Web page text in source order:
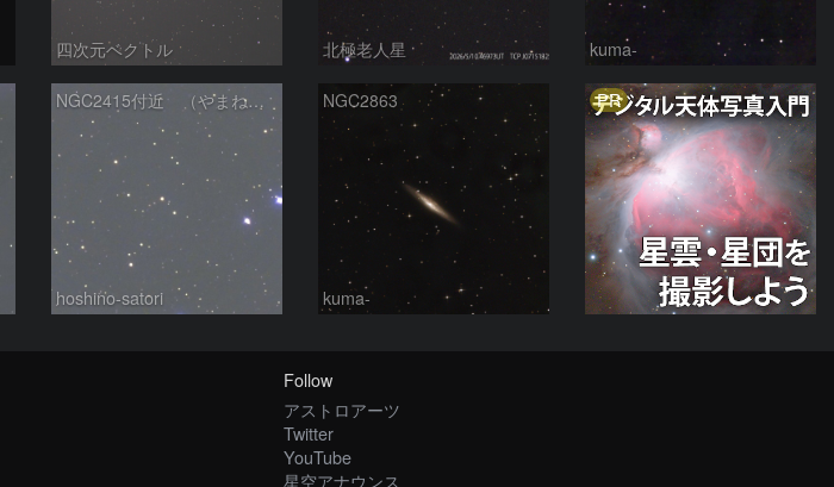
四次元ベクトル 北極老人星 kuma-
NGC2415付近 （やまねこ座の銀河）
hoshino-satori
NGC2863
kuma-
PR
Follow
アストロアーツ
Twitter
YouTube
星空アナウンス